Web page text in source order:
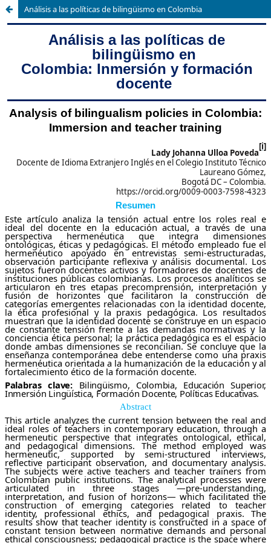
Análisis a las políticas de bilingüismo en Colombia